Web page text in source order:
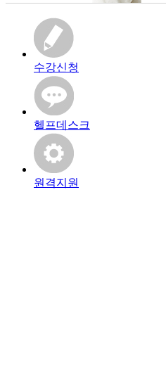
수강신청
헬프데스크
원격지원